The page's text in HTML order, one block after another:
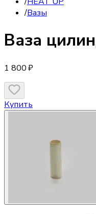
/Вазы
Ваза
1 800 ₽
Купить